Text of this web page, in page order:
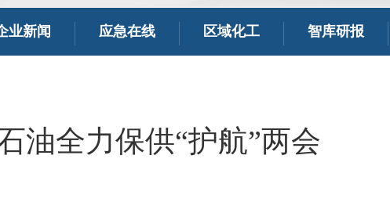
业新闻 应急在线 区域化工 智库研报
油全力保供“护航”两会